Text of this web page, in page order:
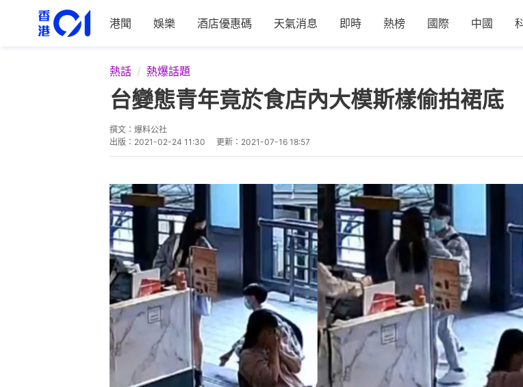
港聞 娛樂 酒店優惠碼 天氣消息 即時 熱榜 國際 中國
熱話 熱爆話題
台變態青年竟於食店內大模斯樣偷拍裙
撰文： 爆料公社
出版： 2021-02-24 11:30 更新： 2021-07-16 18:57